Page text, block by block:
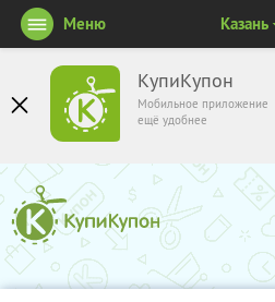
КупиКупон
Мобильное приложение
ещё удобнее
Меню Казань